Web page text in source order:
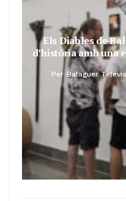
Els Diables de
d’història amb una
Per Balaguer